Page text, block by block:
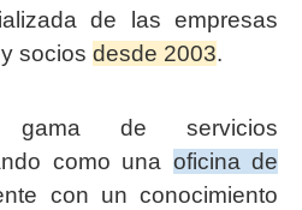
de las empresas
socios desde 2003.
gama de servicios
como una oficina de
con un conocimiento